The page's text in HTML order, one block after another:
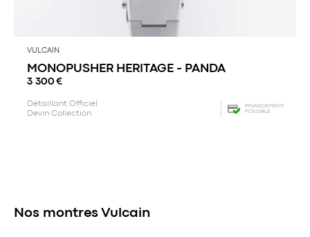
VULCAIN
MONOPUSHER HERITAGE - PANDA
3 300 €
Détaillant Officiel
Devin Collection
FINANCEMENT
POSSIBLE
Nos montres Vulcain